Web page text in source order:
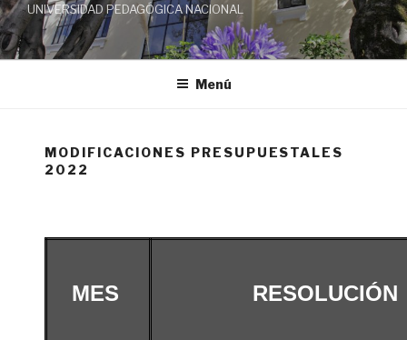
UNIVERSIDAD PEDAGÓGICA NACIONAL
Menú
MODIFICACIONES PRESUPUESTALES
2022
MES RESOLUCIÓN